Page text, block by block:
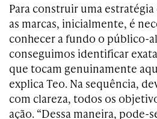
Para construir uma
as marcas, inicialmente, é
conhecer a fundo o público-
conseguimos identificar
que tocam genuinamente
explica Teo. Na sequência,
com clareza, todos os
ação. “Dessa maneira,